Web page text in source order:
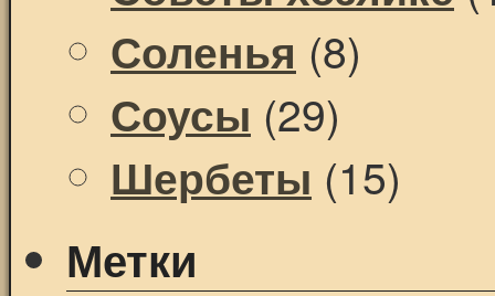
Соленья (8)
Соусы (29)
Шербеты (15)
Метки